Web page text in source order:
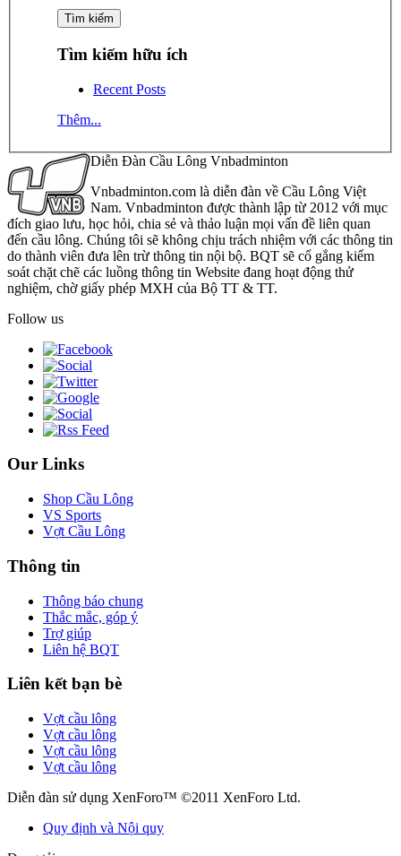
Tìm kiếm hữu ích
Recent Posts
Thêm...
Diễn Đàn Cầu Lông Vnbadminton
Vnbadminton.com là diễn đàn về Cầu Lông Việt
Nam. Vnbadminton được thành lập từ 2012 với mục
đích giao lưu, học hỏi, chia sẻ và thảo luận mọi vấn đề liên quan
đến cầu lông. Chúng tôi sẽ không chịu trách nhiệm với các thông tin
do thành viên đưa lên trừ thông tin nội bộ. BQT sẽ cố gắng kiểm
soát chặt chẽ các luồng thông tin Website đang hoạt động thử
nghiệm, chờ giấy phép MXH của Bộ TT & TT.
Follow us
Our Links
Shop Cầu Lông
VS Sports
Vợt Cầu Lông
Thông tin
Thông báo chung
Thắc mắc, góp ý
Trợ giúp
Liên hệ BQT
Liên kết bạn bè
Vợt cầu lông
Vợt cầu lông
Vợt cầu lông
Vợt cầu lông
Diễn đàn sử dụng XenForo™ ©2011 XenForo Ltd.
Quy định và Nội quy